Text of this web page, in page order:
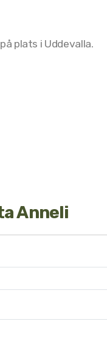
plats i Uddevalla.
Anneli